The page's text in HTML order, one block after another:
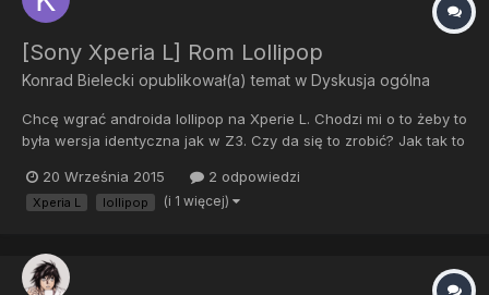
[Sony Xperia L] Rom Lollipop
Konrad Bielecki opublikował(a) temat w Dyskusja ogólna
Chcę wgrać androida lollipop na Xperie L. Chodzi mi o to żeby to
była wersja identyczna jak w Z3. Czy da się to zrobić? Jak tak to
20 Września 2015
2 odpowiedzi
Xperia L lollipop (i 1 więcej)